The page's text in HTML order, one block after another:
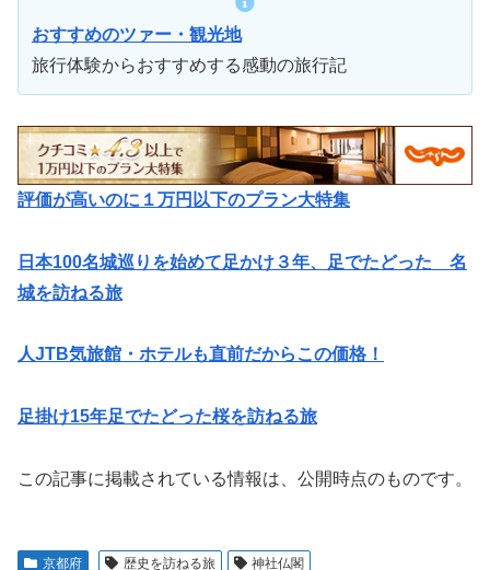
おすすめのツァー・観光地
旅行体験からおすすめする感動の旅行記
評価が高いのに１万円以下のプラン大特集
日本100名城巡りを始めて足かけ３年、足でたどった 名
城を訪ねる旅
人JTB気旅館・ホテルも直前だからこの価格！
足掛け15年足でたどった桜を訪ねる旅
この記事に掲載されている情報は、公開時点のものです。
京都府 歴史を訪ねる旅 神社仏閣